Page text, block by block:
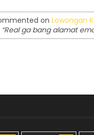
on Lowongan
“Real ga bang alamat